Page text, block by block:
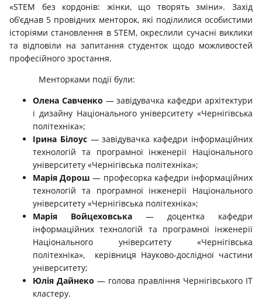
«STEM без кордонів: жінки, що творять зміни». Захід
об’єднав 5 провідних менторок, які поділилися особистими
історіями становлення в STEM, окреслили сучасні виклики
та відповіли на запитання студенток щодо можливостей
професійного зростання.
Менторками події були:
Олена Савченко — завідувачка кафедри архітектури
і дизайну Національного університету «Чернігівська
політехніка»;
Ірина Білоус— завідувачка кафедри інформаційних
технологій та програмної інженерії Національного
університету «Чернігівська політехніка»;
Марія Дорош — професорка кафедри інформаційних
технологій та програмної інженерії Національного
університету «Чернігівська політехніка»;
Марія Войцеховська — доцентка кафедри
інформаційних технологій та програмної інженерії
Національного університету «Чернігівська
політехніка», керівниця Науково-дослідної частини
університету;
Юлія Дайнеко — голова правління Чернігівського ІТ
кластеру.